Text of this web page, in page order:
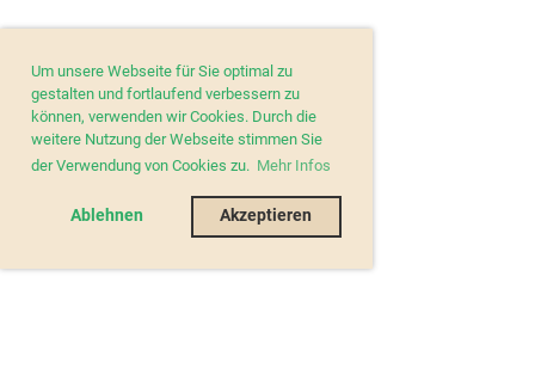
Um unsere Webseite für Sie optimal zu
gestalten und fortlaufend verbessern zu
können, verwenden wir Cookies. Durch die
weitere Nutzung der Webseite stimmen Sie
der Verwendung von Cookies zu. Mehr Infos
Ablehnen Akzeptieren